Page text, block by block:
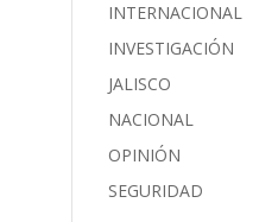
INTERNACIONAL
INVESTIGACIÓN
JALISCO
NACIONAL
OPINIÓN
SEGURIDAD